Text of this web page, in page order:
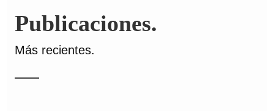
Publicaciones.
Más recientes.